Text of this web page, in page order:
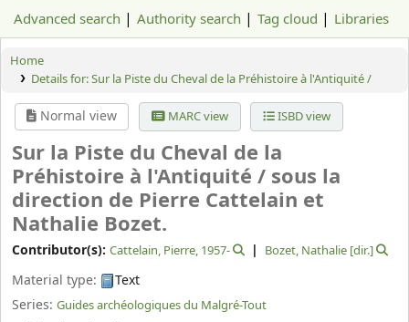
Advanced search Authority search Tag cloud Libraries
Home
Details for:Sur la Piste du Cheval de la Préhistoire à l'Antiquité /
Normal view MARC view ISBD view
Sur la Piste du Cheval de la
Préhistoire à l'Antiquité / sous la
direction de Pierre Cattelain et
Nathalie Bozet.
Contributor(s): Cattelain, Pierre, 1957- Bozet, Nathalie[dir.]
Material type:
Text
Series: Guides archéologiques du Malgré-Tout